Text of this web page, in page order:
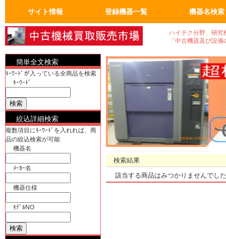
サイト情報
トップページ
FAQ：よくある質問
人気の商品
会員ページ
運営会社概要
登録機器一覧
真空機器・真空ポンプ 真空機器
真空ポンプ
真空コンポーネント
試験・検査機
洗浄、クリーニンク゛
加熱機、冷却機
分析機器
計測、計量機・顕微鏡 計測、計量機
顕微鏡
汎用理化学機器
電気計測器・光学関連 電気計測器
光学関連
物流、包装、保管
成形、樹脂、フィルム
クリーンルーム関係
電気機器、部品
工作機械、加工機
ユーティリティ機器
半導体・実装機器関連 半導体関連
実装機器関連
バイオ関連
OA事務什器・その他 OA事務什器
その他
機器名検索
ハイテク分野、研究
「中古機器及び設
簡単全文検索
ｷｰﾜｰﾄﾞが入っている全商品を検索
ｷｰﾜｰﾄﾞ
絞込詳細検索
複数項目にｷｰﾜｰﾄﾞを入れれば、商
品の絞込検索が可能
機器名
ﾒｰｶｰ名
機器仕様
ﾓﾃﾞﾙNO
検索結果
該当する商品はみつかりませんでし